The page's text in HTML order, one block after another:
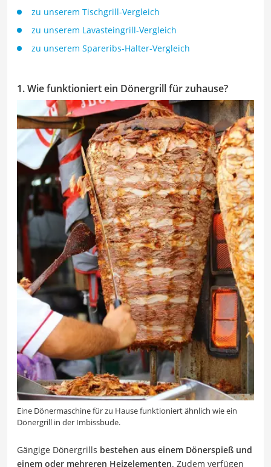
zu unserem Tischgrill-Vergleich
zu unserem Lavasteingrill-Vergleich
zu unserem Spareribs-Halter-Vergleich
1. Wie funktioniert ein Dönergrill für zuhause?
Eine Dönermaschine für zu Hause funktioniert ähnlich wie ein
Dönergrill in der Imbissbude.
Gängige Dönergrills bestehen aus einem Dönerspieß und
einem oder mehreren Heizelementen. Zudem verfügen